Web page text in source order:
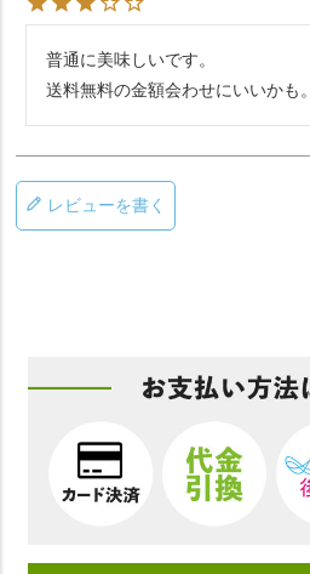
普通に美味しいです。
送料無料の金額会わせにいいかも。
レビューを書く